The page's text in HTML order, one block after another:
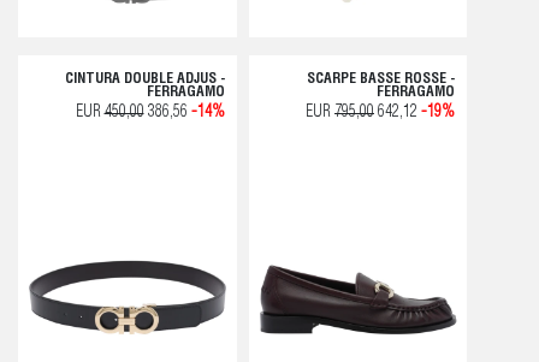
CINTURA DOUBLE ADJUS -
FERRAGAMO
EUR450,00386,56 -14%
SCARPE BASSE ROSSE -
FERRAGAMO
EUR 795,00 642,12 -19%